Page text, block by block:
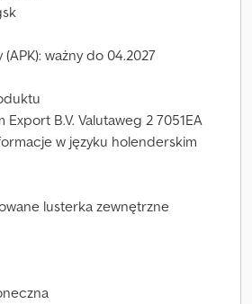
ważny do 04.2027
B.V. Valutaweg 2 7051EA
w języku holenderskim
lusterka zewnętrzne